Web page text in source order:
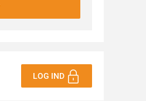
LOG IND